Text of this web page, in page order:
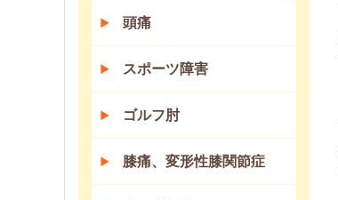
頭痛
スポーツ障害
ゴルフ肘
膝痛、変形性膝関節症